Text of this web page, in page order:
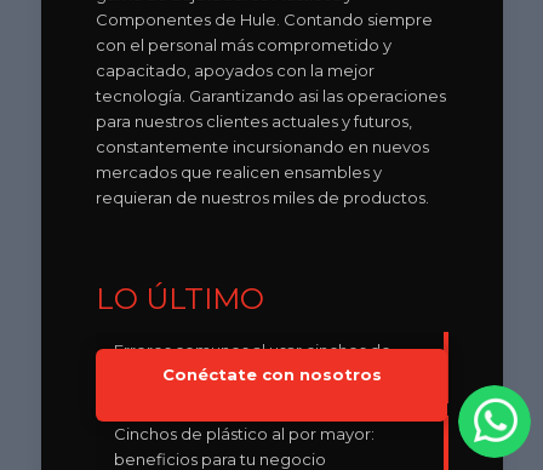
Componentes de Hule. Contando siempre
con el personal más comprometido y
capacitado, apoyados con la mejor
tecnología. Garantizando asi las operaciones
para nuestros clientes actuales y futuros,
constantemente incursionando en nuevos
mercados que realicen ensambles y
requieran de nuestros miles de productos.
LO ÚLTIMO
Errores comunes al usar cinchos de
plástico y cómo evitarlos
Cinchos de plástico al por mayor:
beneficios para tu negocio
Conéctate con nosotros